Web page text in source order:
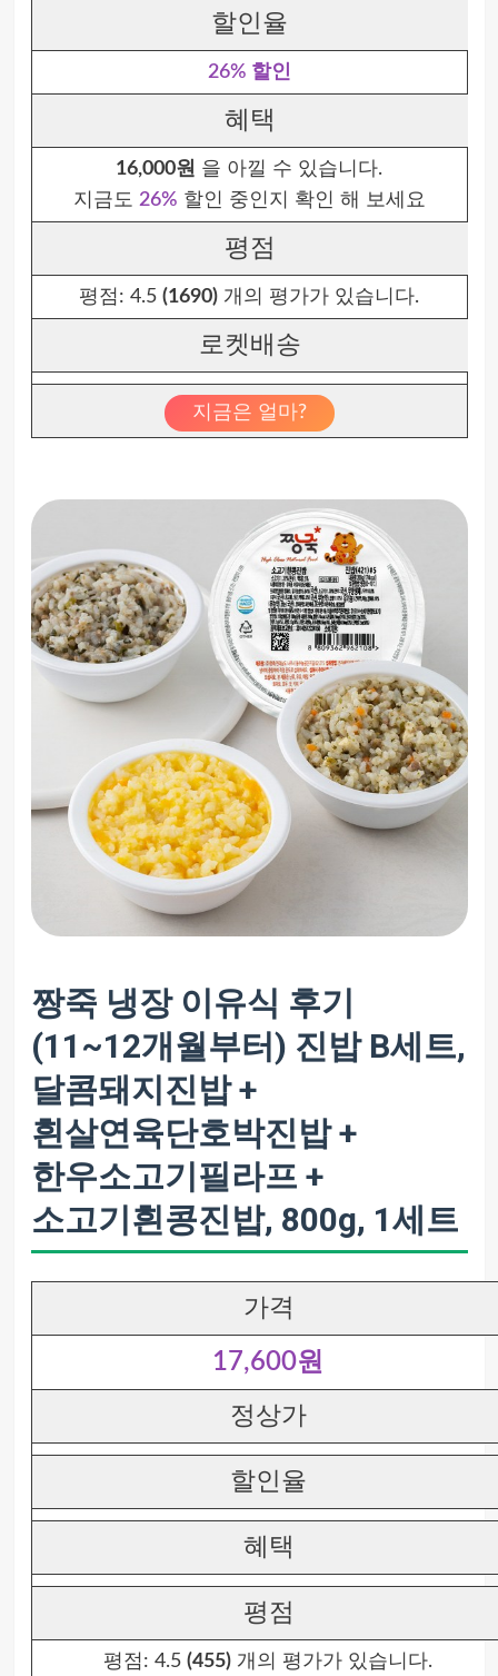
할인율
26% 할인
혜택
16,000원 을 아낄 수 있습니다.
지금도 26% 할인 중인지 확인 해 보세요
평점
평점: 4.5 (1690) 개의 평가가 있습니다.
로켓배송
지금은 얼마?
짱죽 냉장 이유식 후기
(11~12개월부터) 진밥 B세트,
달콤돼지진밥 +
흰살연육단호박진밥 +
한우소고기필라프 +
소고기흰콩진밥, 800g, 1세트
가격
17,600원
정상가
할인율
혜택
평점
평점: 4.5 (455) 개의 평가가 있습니다.